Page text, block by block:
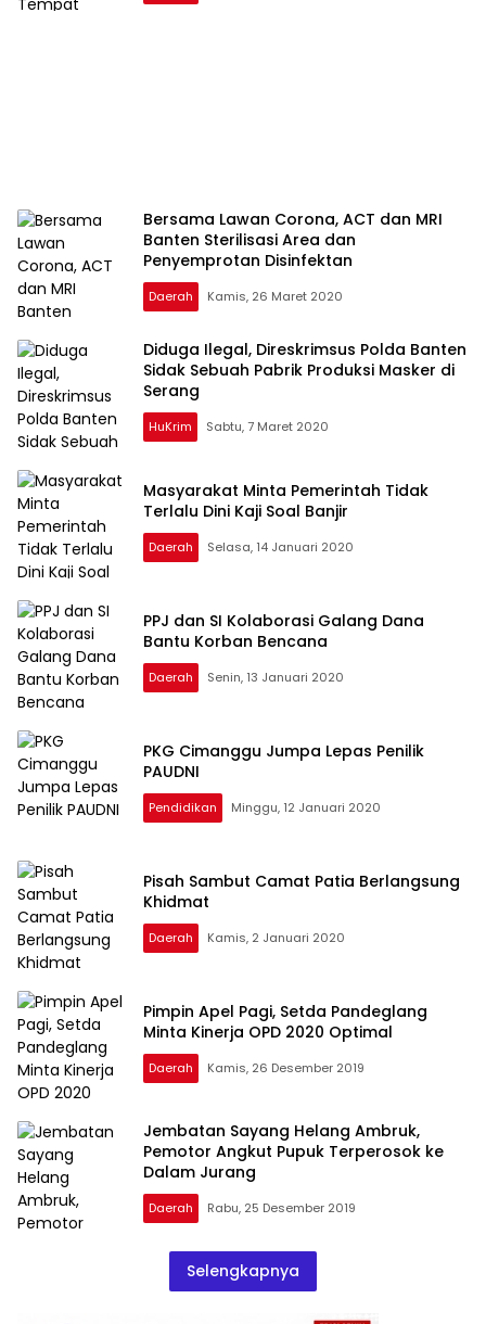
Bersama Lawan Corona, ACT dan MRI
Banten Sterilisasi Area dan
Penyemprotan Disinfektan
Daerah Kamis, 26 Maret 2020
Diduga Ilegal, Direskrimsus Polda Banten
Sidak Sebuah Pabrik Produksi Masker di
Serang
HuKrim Sabtu, 7 Maret 2020
Masyarakat Minta Pemerintah Tidak
Terlalu Dini Kaji Soal Banjir
Daerah Selasa, 14 Januari 2020
PPJ dan SI Kolaborasi Galang Dana
Bantu Korban Bencana
Daerah Senin, 13 Januari 2020
PKG Cimanggu Jumpa Lepas Penilik
PAUDNI
Pendidikan Minggu, 12 Januari 2020
Pisah Sambut Camat Patia Berlangsung
Khidmat
Daerah Kamis, 2 Januari 2020
Pimpin Apel Pagi, Setda Pandeglang
Minta Kinerja OPD 2020 Optimal
Daerah Kamis, 26 Desember 2019
Jembatan Sayang Helang Ambruk,
Pemotor Angkut Pupuk Terperosok ke
Dalam Jurang
Daerah Rabu, 25 Desember 2019
Selengkapnya